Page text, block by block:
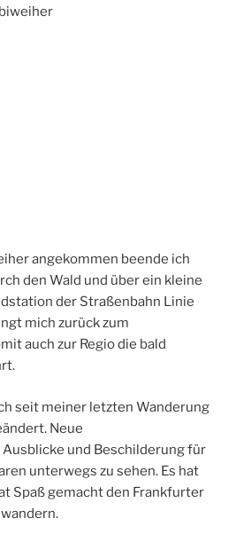
angekommen beende ich
den Wald und über ein kleine
der Straßenbahn Linie
mich zurück zum
auch zur Regio die bald
seit meiner letzten Wanderung
Neue
und Beschilderung für
unterwegs zu sehen. Es hat
Spaß gemacht den Frankfurter